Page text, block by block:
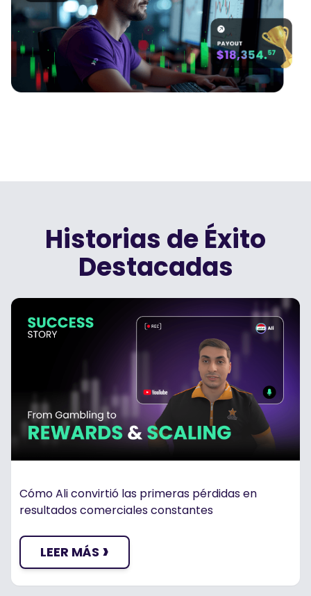
Podcasts
HERRAMIENTAS DE TRADING
Calendario Económico
Horario festivo del mercado
Iniciar sesión Regístrate
Historias de Éxito
Destacadas
Cómo Ali convirtió las primeras pérdidas en
resultados comerciales constantes
LEER MÁS ›